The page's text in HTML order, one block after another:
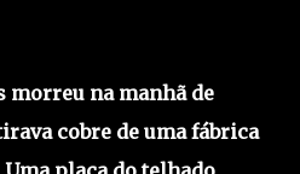
morreu na manhã de
cobre de uma fábrica